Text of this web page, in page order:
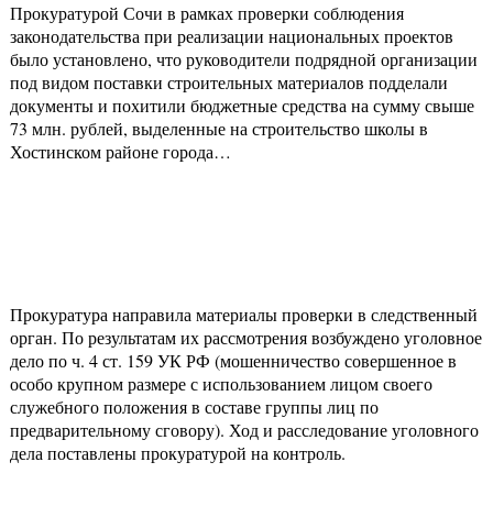
Прокуратурой Сочи в рамках проверки соблюдения
законодательства при реализации национальных проектов
было установлено, что руководители подрядной организации
под видом поставки строительных материалов подделали
документы и похитили бюджетные средства на сумму свыше
73 млн. рублей, выделенные на строительство школы в
Хостинском районе города…
Прокуратура направила материалы проверки в следственный
орган. По результатам их рассмотрения возбуждено уголовное
дело по ч. 4 ст. 159 УК РФ (мошенничество совершенное в
особо крупном размере с использованием лицом своего
служебного положения в составе группы лиц по
предварительному сговору). Ход и расследование уголовного
дела поставлены прокуратурой на контроль.